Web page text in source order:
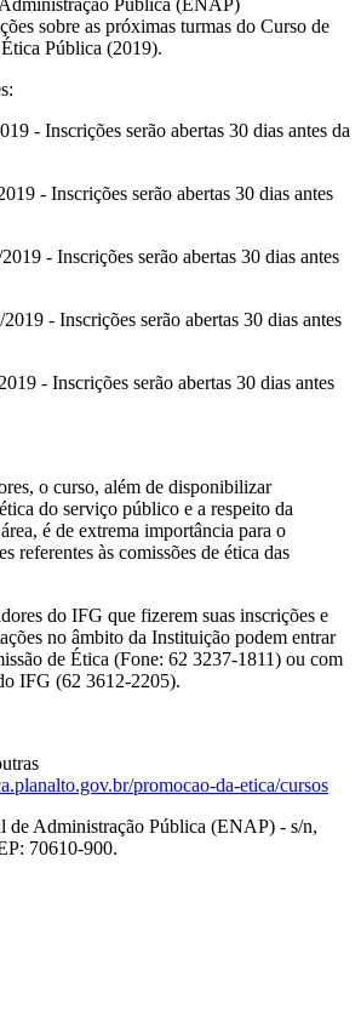
Pública (ENAP)
sobre as próximas turmas do Curso de
Pública (2019).
- Inscrições serão abertas 30 dias antes da
- Inscrições serão abertas 30 dias antes
- Inscrições serão abertas 30 dias antes
- Inscrições serão abertas 30 dias antes
- Inscrições serão abertas 30 dias antes
o curso, além de disponibilizar
do serviço público e a respeito da
é de extrema importância para o
referentes às comissões de ética das
do IFG que fizerem suas inscrições e
no âmbito da Instituição podem entrar
de Ética (Fone: 62 3237-1811) ou com
IFG (62 3612-2205).
promocao-da-etica/cursos
de Administração Pública (ENAP) - s/n,
70610-900.